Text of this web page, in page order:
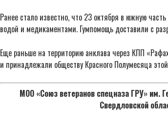
Ранее стало известно, что 23 октября в южную
водой и медикаментами. Гумпомощь доставили с
Еще раньше на территорию анклава через КПП
и принадлежали обществу Красного Полумесяца
МОО «Союз ветеранов спецназа ГРУ»
Свердловской